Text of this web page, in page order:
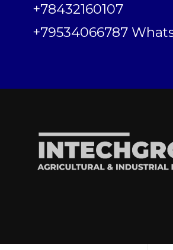
+78432160107
+79534066787